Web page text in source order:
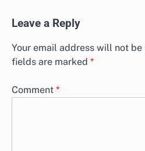
Leave a Reply
Your email address will not be
fields are marked *
Comment *